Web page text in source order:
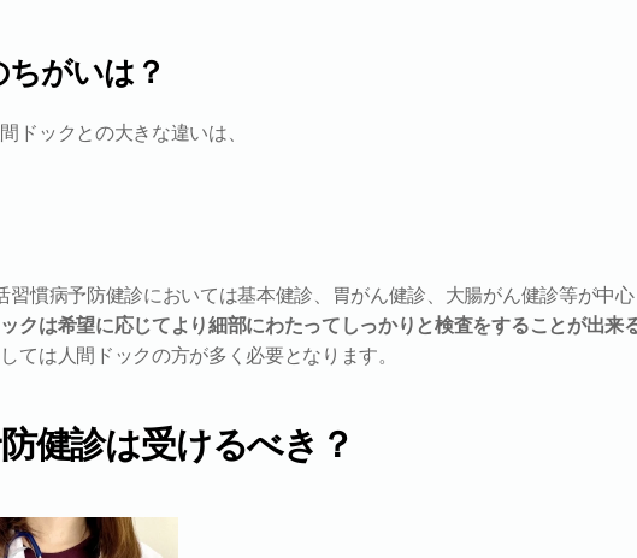
がいは？
ドックとの大きな違いは、
習慣病予防健診においては基本健診、胃がん健診、大腸がん健診等が中
クは希望に応じてより細部にわたってしっかりと検査をすることが出来
ては人間ドックの方が多く必要となります。
健診は受けるべき？